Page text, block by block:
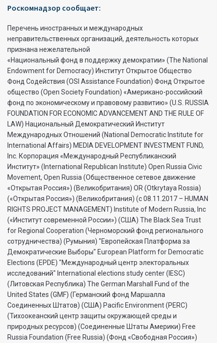
Роскомнадзор сообщает:
Перечень иностранных и международных
неправительственных организаций, деятельность которых
признана нежелательной
«Национальный фонд в поддержку демократии» (The National
Endowment for Democracy) Институт Открытое Общество
Фонд Содействия (OSI Assistance Foundation) Фонд Открытое
общество (Open Society Foundation) «Американо-российский
фонд по экономическому и правовому развитию» (U.S. RUSSIA
FOUNDATION FOR ECONOMIC ADVANCEMENT AND THE RULE OF
LAW) Национальный Демократический Институт
Международных Отношений (National Democratic Institute for
International Affairs) MEDIA DEVELOPMENT INVESTMENT FUND,
Inc. Корпорация «Международный Республиканский
Институт» (International Republican Institute) Open Russia Civic
Movement, Open Russia (Общественное сетевое движение
«Открытая Россия») (Великобритания) OR (Otkrytaya Rossia)
(«Открытая Россия») (Великобритания) (с 08.11.2017 – HUMAN
RIGHTS PROJECT MANAGEMENT) Institute of Modern Russia, Inc
(«Институт современной России») (США) The Black Sea Trust
for Regional Cooperation (Черноморский фонд регионального
сотрудничества) (Румыния) "Европейская Платформа за
Демократические Выборы" European Platform for Democratic
Elections (EPDE) "Международный центр электоральных
исследований" International elections study center (IESC)
(Литовская Республика) The German Marshall Fund of the
United States (GMF) (Германский фонд Маршалла
Соединенных Штатов) (США) Pacific Environment (PERC)
(Тихоокеанский центр защиты окружающей среды и
природных ресурсов) (Соединенные Штаты Америки) Free
Russia Foundation (Free Russia) (Фонд «Свободная Россия»)